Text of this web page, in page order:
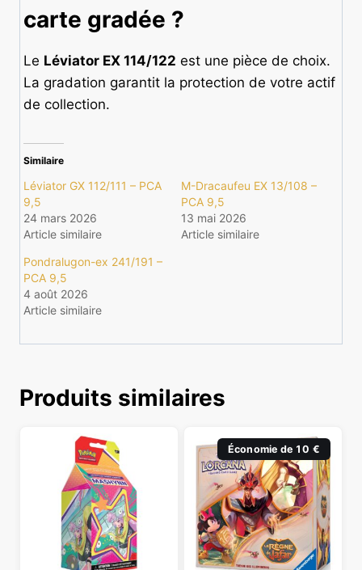
carte gradée ?
Le Léviator EX 114/122 est une pièce de choix.
La gradation garantit la protection de votre actif
de collection.
Similaire
Léviator GX 112/111 – PCA
9,5
24 mars 2026
Article similaire
M-Dracaufeu EX 13/108 –
PCA 9,5
13 mai 2026
Article similaire
Pondralugon-ex 241/191 –
PCA 9,5
4 août 2026
Article similaire
Produits similaires
Économie de 10 €